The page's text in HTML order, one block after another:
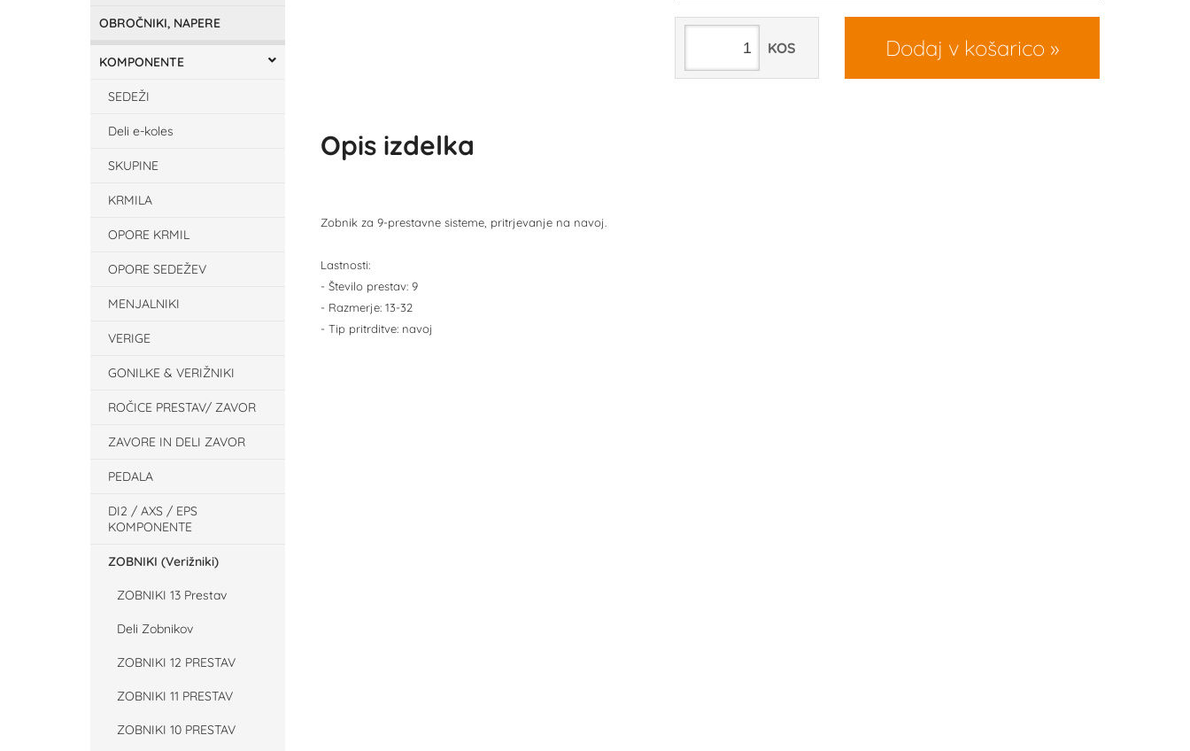
OBROČNIKI, NAPERE
KOMPONENTE
SEDEŽI
Deli e-koles
SKUPINE
KRMILA
OPORE KRMIL
OPORE SEDEŽEV
MENJALNIKI
VERIGE
GONILKE & VERIŽNIKI
ROČICE PRESTAV/ ZAVOR
ZAVORE IN DELI ZAVOR
PEDALA
DI2 / AXS / EPS
KOMPONENTE
ZOBNIKI (Verižniki)
ZOBNIKI 13 Prestav
Deli Zobnikov
ZOBNIKI 12 PRESTAV
ZOBNIKI 11 PRESTAV
ZOBNIKI 10 PRESTAV
Dodaj v košarico
KOS
Opis izdelka
Zobnik za 9-prestavne sisteme, pritrjevanje na navoj.
Lastnosti:
- Število prestav: 9
- Razmerje: 13-32
- Tip pritrditve: navoj